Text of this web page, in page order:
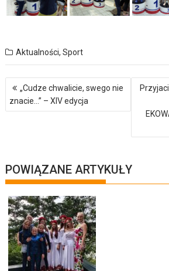
Aktualności,Sport
Nawigacja
wpisu
„Cudze chwalicie, swego nie
znacie…” – XIV edycja
POWIĄZANE ARTYKUŁY